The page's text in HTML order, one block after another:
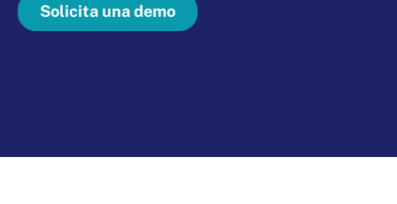
Solicita una demo